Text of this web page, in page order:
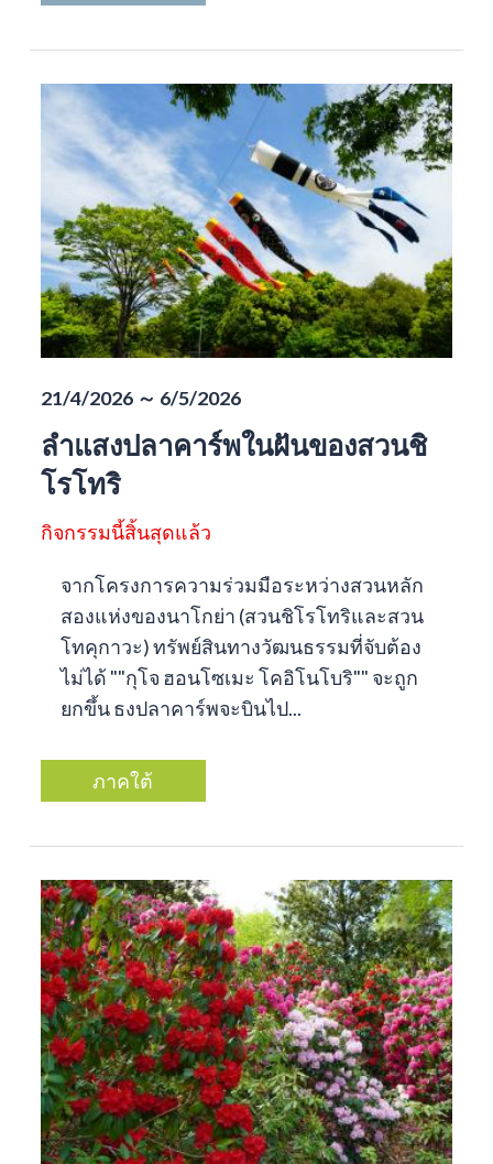
21/4/2026 ～ 6/5/2026
ลำแสงปลาคาร์พในฝันของสวนชิ
โรโทริ
กิจกรรมนี้สิ้นสุดแล้ว
จากโครงการความร่วมมือระหว่างสวนหลัก
สองแห่งของนาโกย่า (สวนชิโรโทริและสวน
โทคุกาวะ) ทรัพย์สินทางวัฒนธรรมที่จับต้อง
ไม่ได้ ""กุโจ ฮอนโซเมะ โคอิโนโบริ"" จะถูก
ยกขึ้น ธงปลาคาร์พจะบินไป...
ภาคใต้